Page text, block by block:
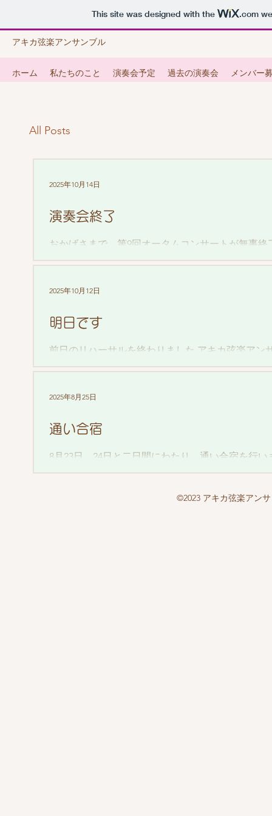
This site was designed with the .com
アキカ弦楽アンサンブル
ホーム 私たちのこと 演奏会予定 過去の演奏会 メンバー
All Posts
演奏会終了
おかげさまで、第9回オータムコンサートが無事
2025年10月14日
明日です
前日のリハーサルを終わりました アキカ弦楽ア
2025年10月12日
通い合宿
8月23日、24日と二日間にわたり、通い合宿を行
2025年8月25日
©2023 アキカ弦楽アン